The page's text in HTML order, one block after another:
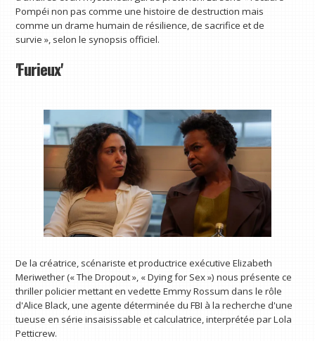
Pompéi non pas comme une histoire de destruction mais
comme un drame humain de résilience, de sacrifice et de
survie », selon le synopsis officiel.
'Furieux'
De la créatrice, scénariste et productrice exécutive Elizabeth
Meriwether (« The Dropout », « Dying for Sex ») nous présente ce
thriller policier mettant en vedette Emmy Rossum dans le rôle
d'Alice Black, une agente déterminée du FBI à la recherche d'une
tueuse en série insaisissable et calculatrice, interprétée par Lola
Petticrew.